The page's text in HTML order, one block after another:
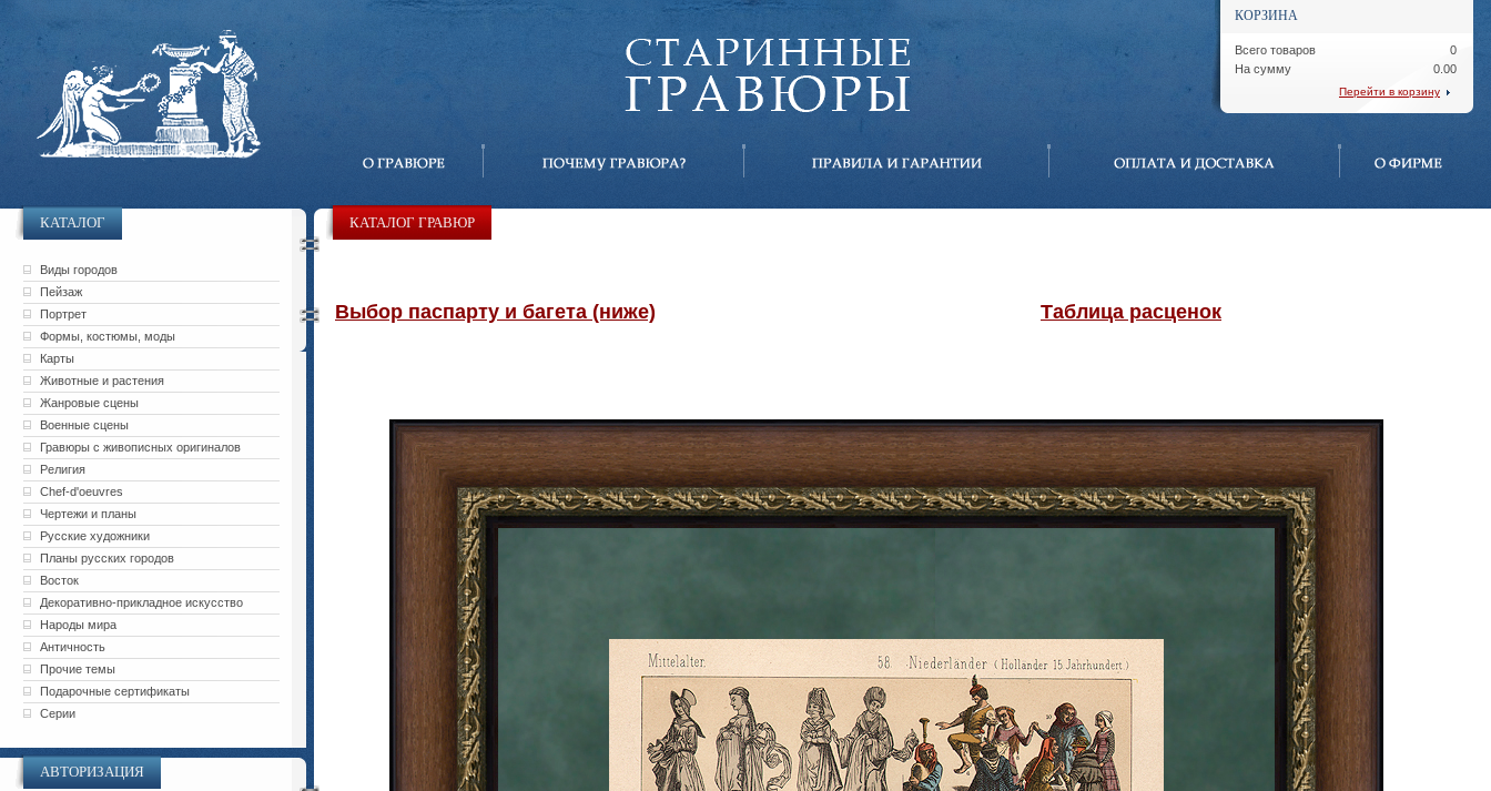
КОРЗИНА
Всего товаров
На сумму
0
0.00
Перейти в корзину
КАТАЛОГ
Виды городов
Пейзаж
Портрет
Формы, костюмы, моды
Карты
Животные и растения
Жанровые сцены
Военные сцены
Гравюры с живописных оригиналов
Религия
Chef-d'oeuvres
Чертежи и планы
Русские художники
Планы русских городов
Восток
Декоративно-прикладное искусство
Народы мира
Античность
Прочие темы
Подарочные сертификаты
Серии
АВТОРИЗАЦИЯ
КАТАЛОГ ГРАВЮР
Выбор паспарту и багета (ниже) Таблица расценок